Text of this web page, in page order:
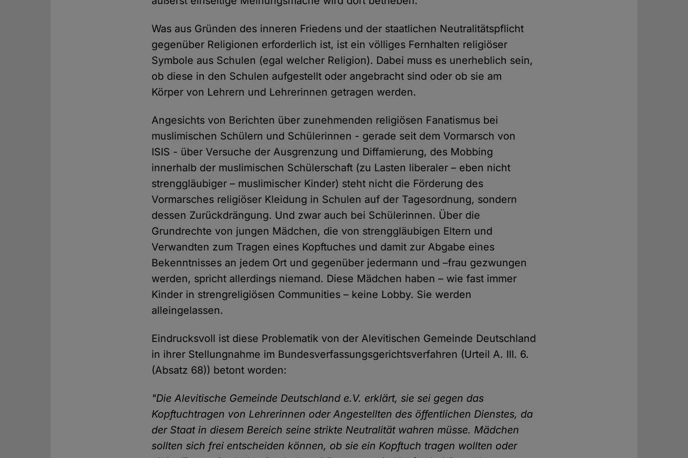
Was aus Gründen des inneren Friedens und der staatlichen Neutralitätspflicht
gegenüber Religionen erforderlich ist, ist ein völliges Fernhalten religiöser
Symbole aus Schulen (egal welcher Religion). Dabei muss es unerheblich sein,
ob diese in den Schulen aufgestellt oder angebracht sind oder ob sie am
Körper von Lehrern und Lehrerinnen getragen werden.
Angesichts von Berichten über zunehmenden religiösen Fanatismus bei
muslimischen Schülern und Schülerinnen - gerade seit dem Vormarsch von
ISIS - über Versuche der Ausgrenzung und Diffamierung, des Mobbing
innerhalb der muslimischen Schülerschaft (zu Lasten liberaler – eben nicht
strenggläubiger – muslimischer Kinder) steht nicht die Förderung des
Vormarsches religiöser Kleidung in Schulen auf der Tagesordnung, sondern
dessen Zurückdrängung. Und zwar auch bei Schülerinnen. Über die
Grundrechte von jungen Mädchen, die von strenggläubigen Eltern und
Verwandten zum Tragen eines Kopftuches und damit zur Abgabe eines
Bekenntnisses an jedem Ort und gegenüber jedermann und –frau gezwungen
werden, spricht allerdings niemand. Diese Mädchen haben – wie fast immer
Kinder in strengreligiösen Communities – keine Lobby. Sie werden
alleingelassen.
Eindrucksvoll ist diese Problematik von der Alevitischen Gemeinde Deutschland
in ihrer Stellungnahme im Bundesverfassungsgerichtsverfahren (Urteil A. III. 6.
(Absatz 68)) betont worden:
"Die Alevitische Gemeinde Deutschland e.V. erklärt, sie sei gegen das
Kopftuchtragen von Lehrerinnen oder Angestellten des öffentlichen Dienstes, da
der Staat in diesem Bereich seine strikte Neutralität wahren müsse. Mädchen
sollten sich frei entscheiden können, ob sie ein Kopftuch tragen wollten oder